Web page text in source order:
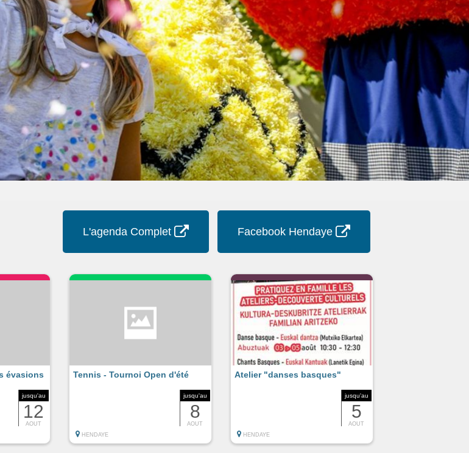
L'agenda Complet Facebook Hendaye
jusqu'au
12
AOUT
évasions
jusqu'au
8
AOUT
Tennis - Tournoi Open d'été
HENDAYE
jusqu'au
5
AOUT
Atelier "danses basques"
HENDAYE